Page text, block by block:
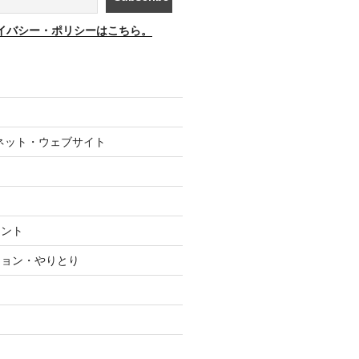
バシー・ポリシーはこちら。
ト・ウェブサイト
ト
ン・やりとり